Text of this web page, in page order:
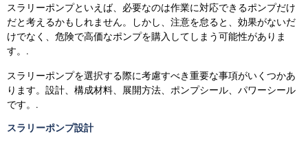
スラリーポンプといえば、必要なのは作業に対応できるポンプだけ
だと考えるかもしれません。しかし、注意を怠ると、効果がないだ
けでなく、危険で高価なポンプを購入してしまう可能性がありま
す。.
スラリーポンプを選択する際に考慮すべき重要な事項がいくつかあ
ります。設計、構成材料、展開方法、ポンプシール、パワーシール
です。.
スラリーポンプ設計